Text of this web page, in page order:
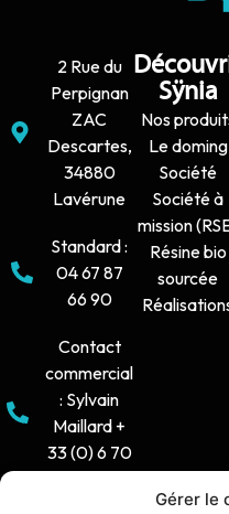
Gérer le
2 Rue du
Perpignan
ZAC
Descartes,
34880
Lavérune
Standard :
04 67 87
66 90
Contact
commercial
: Sylvain
Maillard +
33 (0) 6 70
Sÿnia
Nos
Le doming
Société
Société à
mission
Résine bio
sourcée